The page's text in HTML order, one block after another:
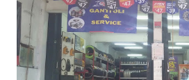
mengingat mau buat modal usaha.
diputuskan, harus rela melepas LM
🥺. Browsing kira-kira dimana tempat
Kalau mau gampang, bisa aja sih jual di